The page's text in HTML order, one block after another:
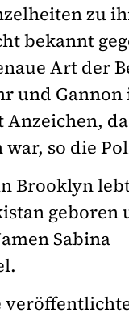
zu
bekannt
Art der
und Gannon
Anzeichen,
so die
Brooklyn
geboren
Sabina